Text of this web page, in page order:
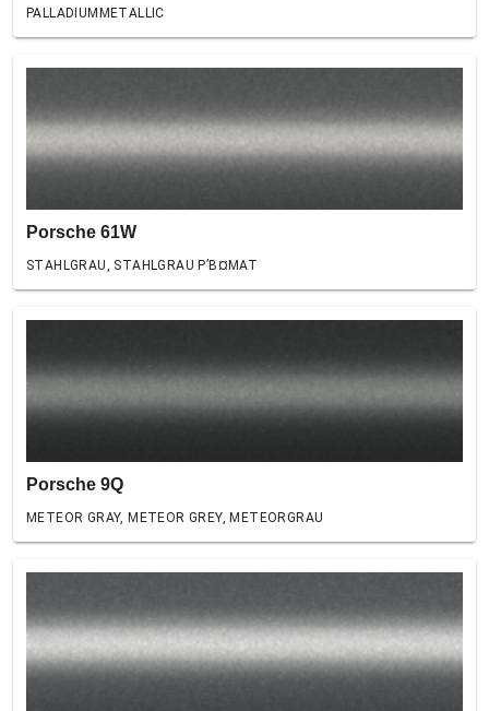
PALLADIUMMETALLIC
Porsche 61W
STAHLGRAU, STAHLGRAU Р’В¤MAT
Porsche 9Q
METEOR GRAY, METEOR GREY, METEORGRAU